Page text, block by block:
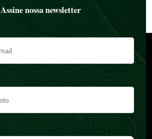
Assine nossa newsletter